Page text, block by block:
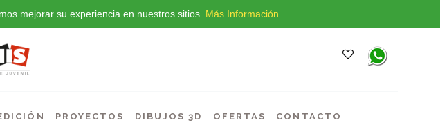
mejorar su experiencia en nuestros sitios. Más Información
PROYECTOS DIBUJOS 3D OFERTAS CONTACTO